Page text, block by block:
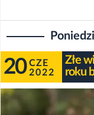
20 CZE
2022
Złe
roku